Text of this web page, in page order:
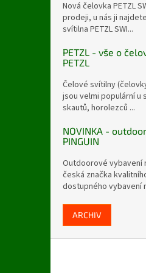
Nová čelovka PETZL
prodeji, u nás ji
svítilna PETZL SWI...
PETZL - vše o
PETZL
Čelové svítilny
jsou velmi populární
skautů, horolezců ...
NOVINKA -
PINGUIN
Outdoorové vybavení
česká značka
dostupného vybavení
ARCHIV